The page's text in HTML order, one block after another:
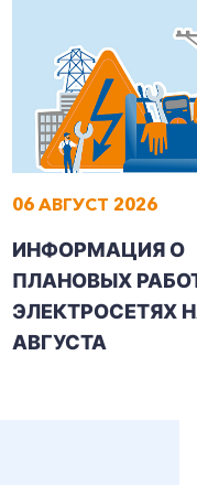
06 АВГУСТ 2026
ИНФОРМАЦИЯ О
ПЛАНОВЫХ
ЭЛЕКТРОСЕТЯХ
АВГУСТА